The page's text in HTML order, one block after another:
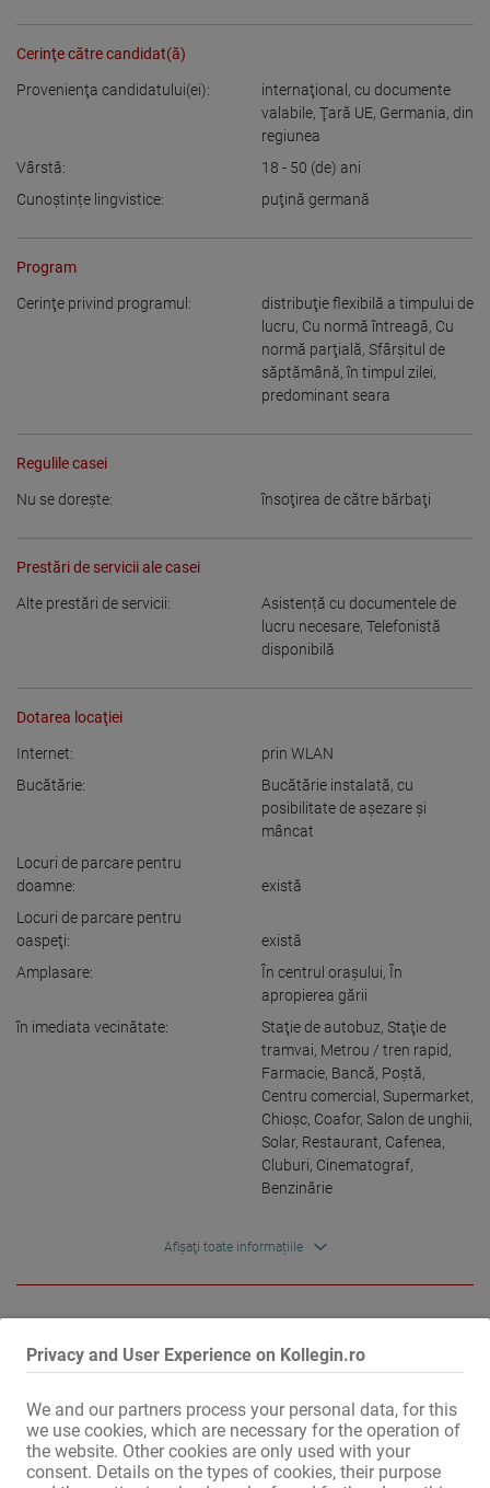
Privacy and User Experience on Kollegin.ro
We and our partners process your personal data, for this
we use cookies, which are necessary for the operation of
the website. Other cookies are only used with your
consent. Details on the types of cookies, their purpose
Cerinţe către candidat(ă)
Provenienţa candidatului(ei):
internaţional, cu documente
valabile, Ţară UE, Germania, din
regiunea
Vârstă:
18 - 50 (de) ani
Cunoștințe lingvistice:
puţină germană
Program
Cerinţe privind programul:
distribuţie flexibilă a timpului de
lucru, Cu normă întreagă, Cu
normă parţială, Sfârşitul de
săptămână,în timpul zilei,
predominant seara
Regulile casei
Nu se doreşte: însoţirea de către bărbaţi
Prestări de servicii ale casei
Alte prestări de servicii:
Asistență cu documentele de
lucru necesare, Telefonistă
disponibilă
Dotarea locaţiei
Internet:
prin WLAN
Bucătărie:
Bucătărie instalată, cu
posibilitate de aşezare şi
mâncat
Locuri de parcare pentru
doamne:
există
Locuri de parcare pentru
oaspeţi:
există
Amplasare:
În centrul oraşului, În
apropierea gării
în imediata vecinătate:
Staţie de autobuz, Staţie de
tramvai, Metrou / tren rapid,
Farmacie, Bancă, Poştă,
Centru comercial , Supermarket,
Chioşc, Coafor, Salon de unghii,
Solar, Restaurant, Cafenea,
Cluburi, Cinematograf,
Benzinărie
Afișaţi toate informațiile
!! SALARIU MAXIM!!
Căutăm angajați pentru studioul nostru de masaj din centrul
Studioul nostru consacrat, cu o clientelă fidelă și o locație centrală,
așteaptă cu nerăbdare sprijin de înaltă calitate din zona Frankfurt.